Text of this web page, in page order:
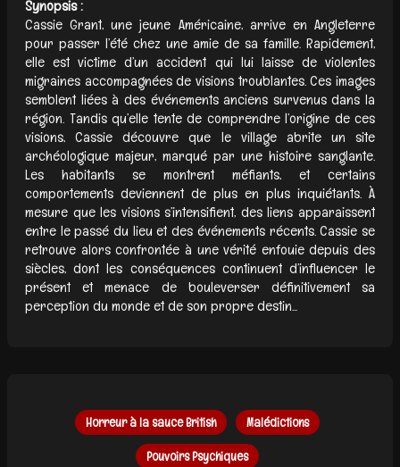
Synopsis :
Cassie Grant, une jeune Américaine, arrive en Angleterre
pour passer l’été chez une amie de sa famille. Rapidement,
elle est victime d’un accident qui lui laisse de violentes
migraines accompagnées de visions troublantes. Ces images
semblent liées à des événements anciens survenus dans la
région. Tandis qu’elle tente de comprendre l’origine de ces
visions, Cassie découvre que le village abrite un site
archéologique majeur, marqué par une histoire sanglante.
Les habitants se montrent méfiants, et certains
comportements deviennent de plus en plus inquiétants. À
mesure que les visions s’intensifient, des liens apparaissent
entre le passé du lieu et des événements récents. Cassie se
retrouve alors confrontée à une vérité enfouie depuis des
siècles, dont les conséquences continuent d’influencer le
présent et menace de bouleverser définitivement sa
perception du monde et de son propre destin...
Horreur à la sauce British Malédictions
Pouvoirs Psychiques